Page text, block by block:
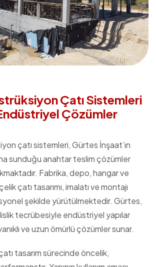
Çatı Sistemleri
Çözümler
çatı sistemleri, Gürtes İnşaat’ın
sunduğu anahtar teslim çözümler
Fabrika, depo, hangar ve
çatı tasarımı, imalatı ve montajı
şekilde yürütülmektedir. Gürtes,
tecrübesiyle endüstriyel yapılar
ve uzun ömürlü çözümler sunar.
tasarım sürecinde öncelik,